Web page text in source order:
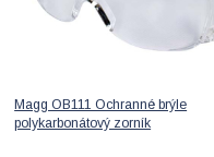
Magg OB111 Ochranné brýle
polykarbonátový zorník